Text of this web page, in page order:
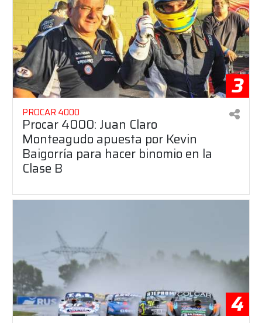
3
PROCAR 4000
Procar 4000: Juan Claro
Monteagudo apuesta por Kevin
Baigorría para hacer binomio en la
Clase B
4